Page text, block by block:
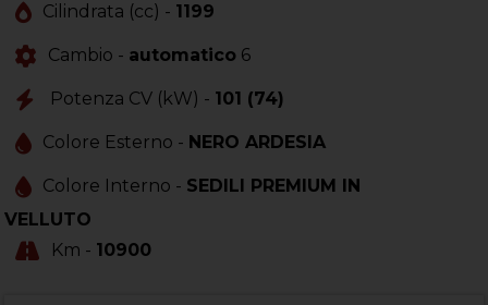
Cilindrata (cc) - 1199
Cambio - automatico 6
Potenza CV (kW) - 101 (74)
Colore Esterno - NERO ARDESIA
Colore Interno - SEDILI PREMIUM IN
VELLUTO
Km - 10900